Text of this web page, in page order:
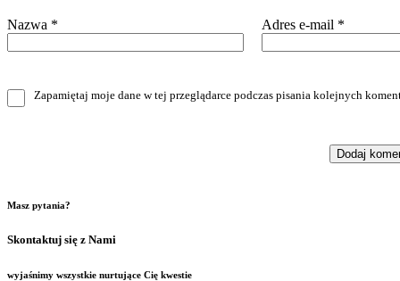
Nazwa * Adres e-mail *
Zapamiętaj moje dane w tej przeglądarce podczas pisania kolejnych
Masz pytania?
Skontaktuj się z Nami
wyjaśnimy wszystkie nurtujące Cię kwestie